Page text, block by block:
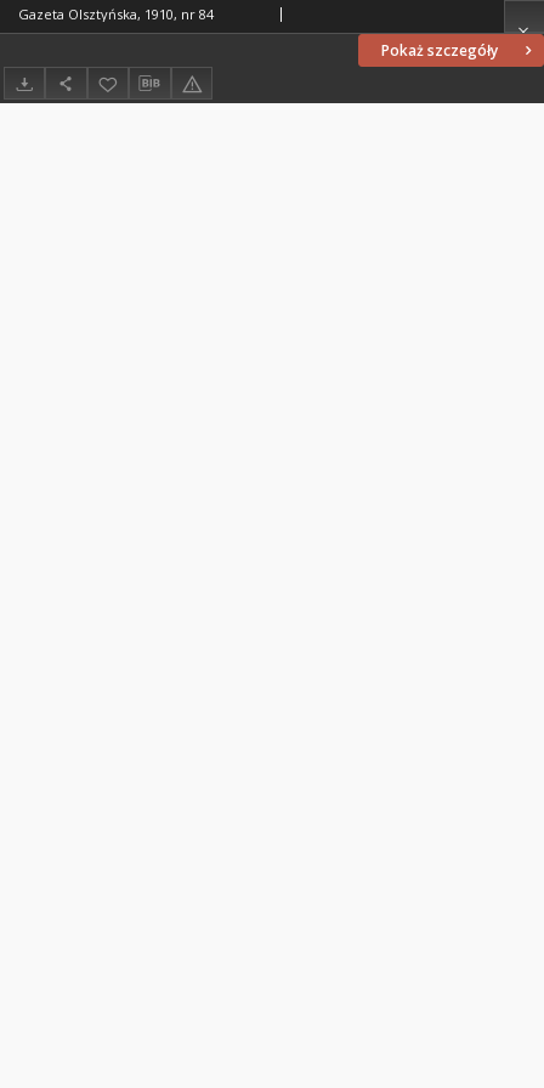
Pokaż szczegóły
Gazeta Olsztyńska, 1910, nr 84